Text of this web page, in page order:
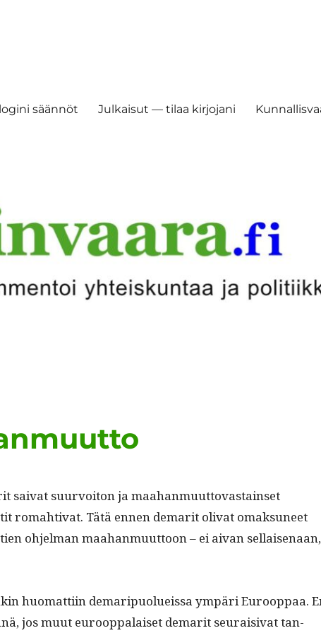
säännöt Julkaisut — tilaa kirjojani
sai­vat suur­voiton ja maa­han­muut­to­vas­tain­set
rom­ah­ti­vat. Tätä ennen demar­it oli­vat omak­suneet
ohjel­man maa­han­muut­toon – ei aivan sel­l­aise­naan,
huo­mat­ti­in demaripuolueis­sa ympäri Euroop­paa.
jos muut euroop­palaiset demar­it seu­raisi­vat tan­